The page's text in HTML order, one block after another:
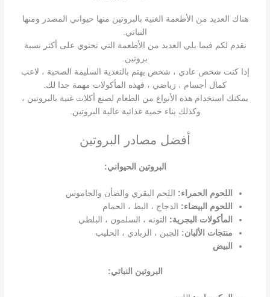
هناك العديد من الأطعمة الغنية بالبروتين منها حيواني المصدر ومنها
النباتي.
نقدم لكم فيما يلي العديد من الأطعمة التي تحتوي على أكثر نسبة
بروتين.
إذا كنت شخص عادي ، شخص يهتم بالتغذية السليمة الصحية ، لاعب
كمال أجسام ، رياضي ، فهذه المأكولات مهمة جدا لك.
يمكنك استخدام هذه الأنواع من الطعام لصنع أكلات غنية بالبروتين ،
وكذلك بناء حمية غذائية عالية البروتين.
أفضل مصادر البروتين
البروتين الحيواني:
اللحوم الحمراء: اللحم البقري والضأن والجاموس
اللحوم البيضاء: الدجاج ، البط ، الحمام
المأكولات البجرية: التونه ، السلمون ، البلطي
منتجات الألبان: الجبن ، الزبادي ، الحليب
البيض
البروتين النباتي: